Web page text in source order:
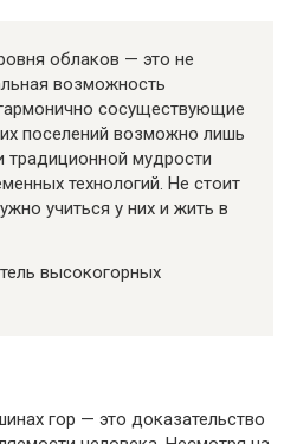
облаков — это не
возможность
сосуществующие
поселений возможно лишь
традиционной мудрости
технологий. Не стоит
учиться у них и жить в
высокогорных
гор — это доказательство